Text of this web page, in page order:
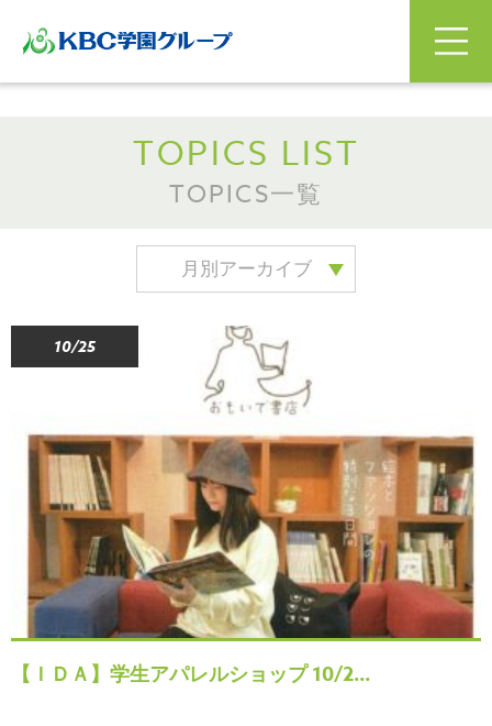
TOPICS LIST
TOPICS一覧
月別アーカイブ
10/25
【ＩＤＡ】学生アパレルショップ 10/2…